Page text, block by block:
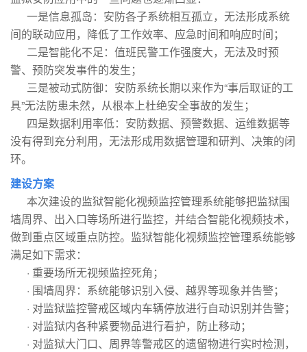
一是信息孤岛：安防各子系统相互孤立，无法形成系统
间的联动应用，降低了工作效率、应急时间和响应时间；
二是智能化不足：值班民警工作强度大，无法及时预
警、预防突发事件的发生；
三是被动式防御：安防系统长期以来作为“事后取证的工
具”无法防患未然，从根本上杜绝安全事故的发生；
四是数据利用率低：安防数据、预警数据、运维数据等
没有得到充分利用，无法形成用数据管理和研判、决策的闭
环。
建设方案
本次建设的监狱智能化视频监控管理系统能够把监狱围
墙周界、出入口等场所进行监控，并结合智能化视频技术，
做到重点区域重点防控。监狱智能化视频监控管理系统能够
满足如下需求：
· 重要场所无视频监控死角；
· 围墙周界：系统能够识别入侵、越界等现象并告警；
· 对监狱监控警戒区域内车辆停放进行自动识别并告警；
· 对监狱内各种紧要物品进行看护，防止移动；
· 对监狱大门口、周界等警戒区的遗留物进行实时检测，